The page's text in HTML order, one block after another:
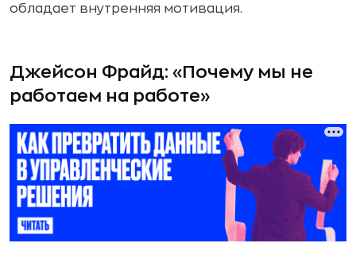
обладает внутренняя мотивация.
Джейсон Фрайд: «Почему мы не
работаем на работе»